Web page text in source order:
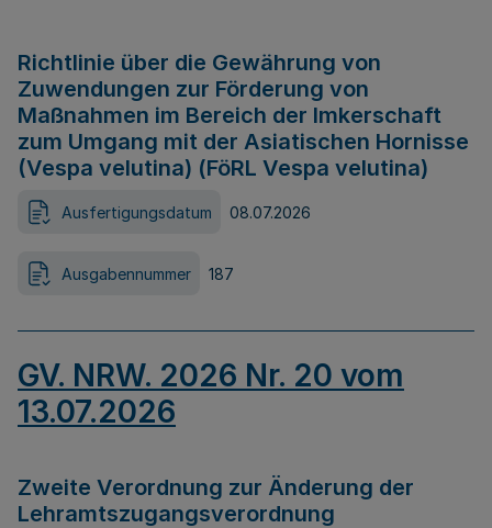
Richtlinie über die Gewährung von
Zuwendungen zur Förderung von
Maßnahmen im Bereich der Imkerschaft
zum Umgang mit der Asiatischen Hornisse
(Vespa velutina) (FöRL Vespa velutina)
Ausfertigungsdatum 08.07.2026
Ausgabennummer 187
GV. NRW. 2026 Nr. 20 vom
13.07.2026
Zweite Verordnung zur Änderung der
Lehramtszugangsverordnung